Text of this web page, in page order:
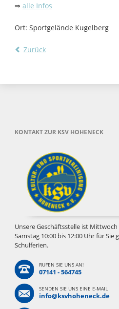
⇒ alle Infos
Ort: Sportgelände Kugelberg
Zurück
KONTAKT ZUR KSV HOHENECK
Unsere Geschäftsstelle ist Mittwoch
Samstag 10:00 bis 12:00 Uhr für
Schulferien.
RUFEN SIE UNS AN!
07141 - 564745
SENDEN SIE UNS EINE E-MAIL
info@ksvhoheneck.de